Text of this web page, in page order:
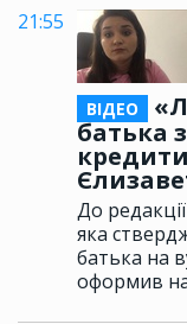
21:55
ВІДЕО
батька
До
яка
батька на
оформив на